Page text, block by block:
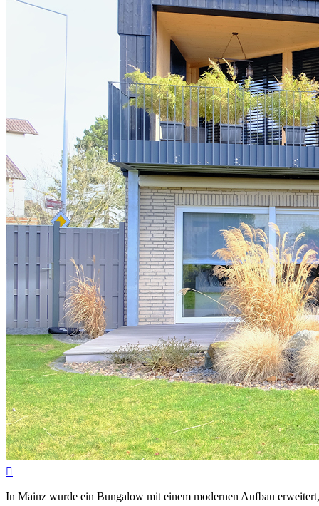

In Mainz wurde ein Bungalow mit einem modernen Aufbau